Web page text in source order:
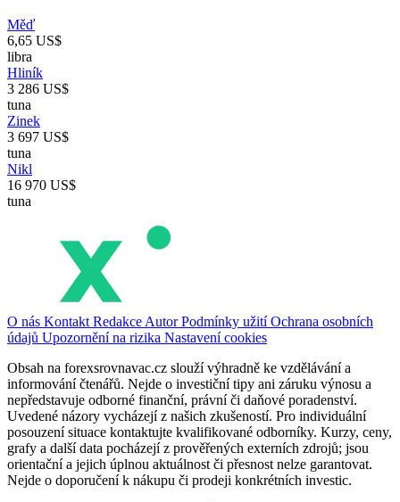
Měď
6,65 US$
libra
Hliník
3 286 US$
tuna
Zinek
3 697 US$
tuna
Nikl
16 970 US$
tuna
O nás Kontakt Redakce AutorPodmínky užitíOchrana osobních
údajů Upozornění na rizika Nastavení cookies
Obsah na forexsrovnavac.cz slouží výhradně ke vzdělávání a
informování čtenářů. Nejde o investiční tipy ani záruku výnosu a
nepředstavuje odborné finanční, právní či daňové poradenství.
Uvedené názory vycházejí z našich zkušeností. Pro individuální
posouzení situace kontaktujte kvalifikované odborníky. Kurzy, ceny,
grafy a další data pocházejí z prověřených externích zdrojů; jsou
orientační a jejich úplnou aktuálnost či přesnost nelze garantovat.
Nejde o doporučení k nákupu či prodeji konkrétních investic.